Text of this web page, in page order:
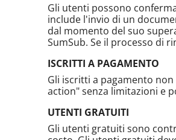
Gli utenti possono
include l'invio di un
dal momento del suo
SumSub. Se il processo di
ISCRITTI A PAGAMENTO
Gli iscritti a pagamento
action" senza limitazioni e
UTENTI GRATUITI
Gli utenti gratuiti sono